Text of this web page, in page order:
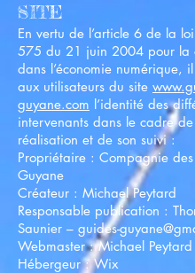
SITE
En vertu de l’article 6 de la
575 du 21 juin 2004 pour la
dans l’économie numérique,
aux utilisateurs du site
guyane.com l’identité des
intervenants dans le cadre
réalisation et de son suivi :
Propriétaire : Compagnie
Guyane
Créateur : Michael Peytard
Responsable publication :
Saunier – guides-
Webmaster : Michael Peytard
Hébergeur : Wix